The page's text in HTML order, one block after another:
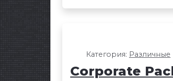
Категория: Различные
Corporate